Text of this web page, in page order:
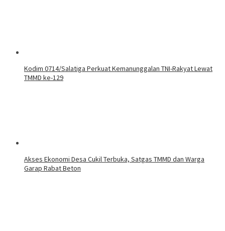
Kodim 0714/Salatiga Perkuat Kemanunggalan TNI-Rakyat Lewat
TMMD ke-129
Akses Ekonomi Desa Cukil Terbuka, Satgas TMMD dan Warga
Garap Rabat Beton